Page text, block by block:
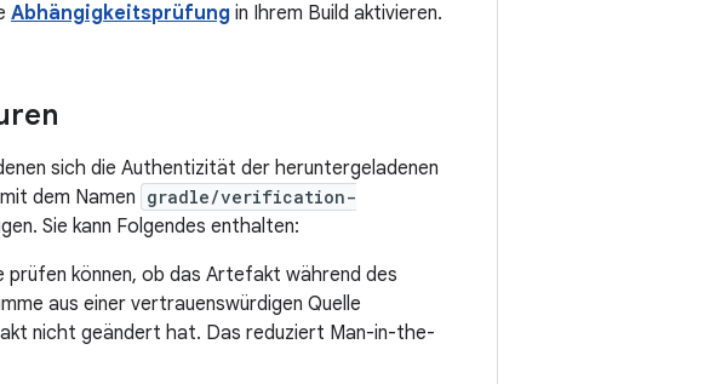
Abhängigkeitsprüfung in Ihrem Build aktivieren.
sich die Authentizität der heruntergeladenen
dem Namen gradle/verification-
Sie kann Folgendes enthalten:
prüfen können, ob das Artefakt während des
aus einer vertrauenswürdigen Quelle
nicht geändert hat. Das reduziert Man-in-the-